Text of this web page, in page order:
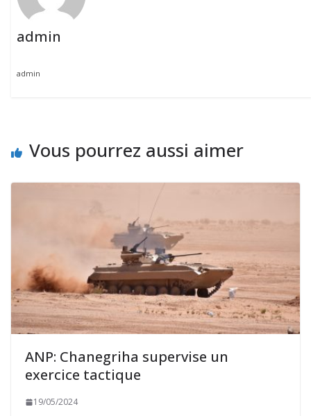
admin
admin
Vous pourrez aussi aimer
ANP: Chanegriha supervise un
exercice tactique
19/05/2024